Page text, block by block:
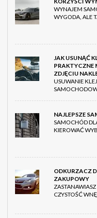
WYNAJEM
WYGODA, ALE
JAK USUNĄĆ
PRAKTYCZNE
ZDJĘCIU
USUWANIE
NAJLEPSZE
SAMOCHÓD
KIEROWAĆ
ODKURZACZ
ZAKUPOWY
CZYSTOŚĆ